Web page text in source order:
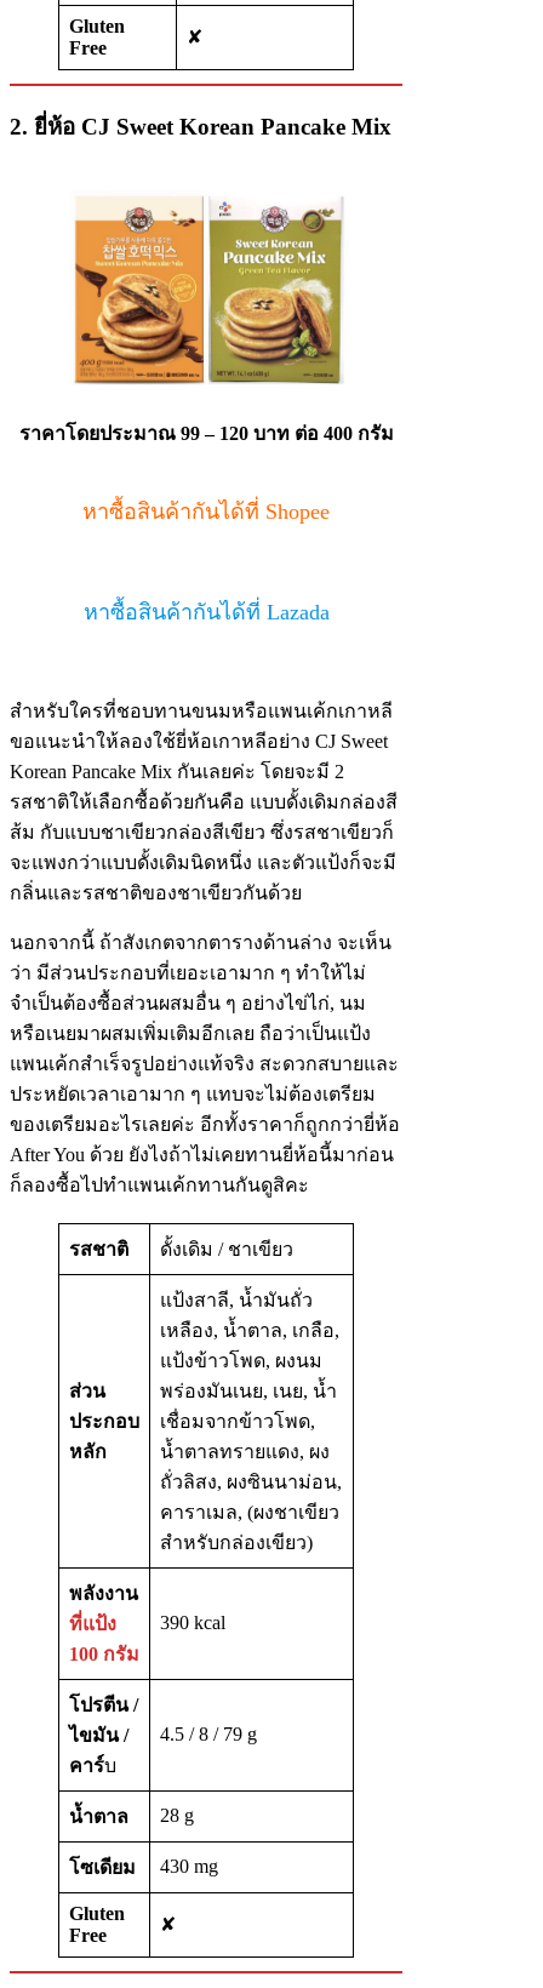
Gluten
Free
✘
2. ยี่ห้อ CJ Sweet Korean Pancake Mix
ราคาโดยประมาณ 99 – 120 บาทต่อ 400 กรัม
หาซื้อสินค้ากันได้ที่ Shopee
หาซื้อสินค้ากันได้ที่ Lazada
สำหรับใครที่ชอบทานขนมหรือแพนเค้กเกาหลี
ขอแนะนำให้ลองใช้ยี่ห้อเกาหลีอย่าง CJ Sweet
Korean Pancake Mix กันเลยค่ะ โดยจะมี 2
รสชาติให้เลือกซื้อด้วยกันคือ แบบดั้งเดิมกล่องสี
ส้ม กับแบบชาเขียวกล่องสีเขียว ซึ่งรสชาเขียวก็
จะแพงกว่าแบบดั้งเดิมนิดหนึ่ง และตัวแป้งก็จะมี
กลิ่นและรสชาติของชาเขียวกันด้วย
นอกจากนี้ ถ้าสังเกตจากตารางด้านล่าง จะเห็น
ว่า มีส่วนประกอบที่เยอะเอามาก ๆ ทำให้ไม่
จำเป็นต้องซื้อส่วนผสมอื่น ๆ อย่างไข่ไก่, นม
หรือเนยมาผสมเพิ่มเติมอีกเลย ถือว่าเป็นแป้ง
แพนเค้กสำเร็จรูปอย่างแท้จริง สะดวกสบายและ
ประหยัดเวลาเอามาก ๆ แทบจะไม่ต้องเตรียม
ของเตรียมอะไรเลยค่ะ อีกทั้งราคาก็ถูกกว่ายี่ห้อ
After You ด้วย ยังไงถ้าไม่เคยทานยี่ห้อนี้มาก่อน
ก็ลองซื้อไปทำแพนเค้กทานกันดูสิคะ
รสชาติ ดั้งเดิม / ชาเขียว
ส่วน
ประกอบ
หลัก
แป้งสาลี, น้ำมันถั่ว
เหลือง, น้ำตาล, เกลือ,
แป้งข้าวโพด, ผงนม
พร่องมันเนย, เนย, น้ำ
เชื่อมจากข้าวโพด,
น้ำตาลทรายแดง, ผง
ถั่วลิสง, ผงซินนาม่อน,
คาราเมล, (ผงชาเขียว
สำหรับกล่องเขียว)
พลังงาน
ที่แป้ง
100 กรัม
390 kcal
โปรตีน /
ไขมัน /
คาร์บ
4.5 / 8 / 79 g
น้ำตาล 28 g
โซเดียม 430 mg
Gluten
Free
✘